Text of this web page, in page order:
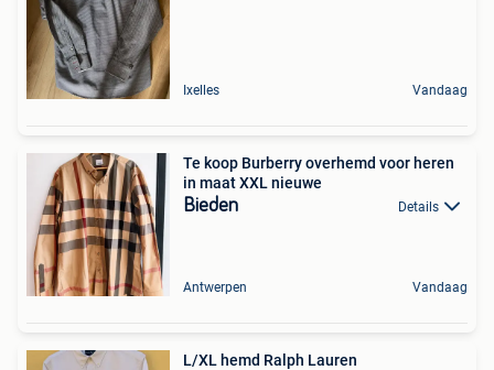
Ixelles Vandaag
Te koop Burberry overhemd voor heren
in maat XXL nieuwe
Bieden Details
Antwerpen Vandaag
L/XL hemd Ralph Lauren